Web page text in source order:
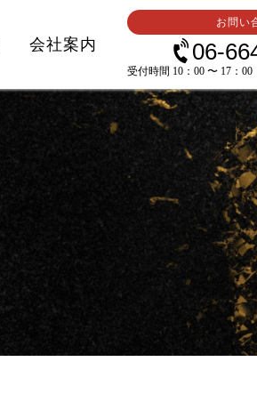
会社案内
お問い
06-
受付時間 10：00 〜 17：00